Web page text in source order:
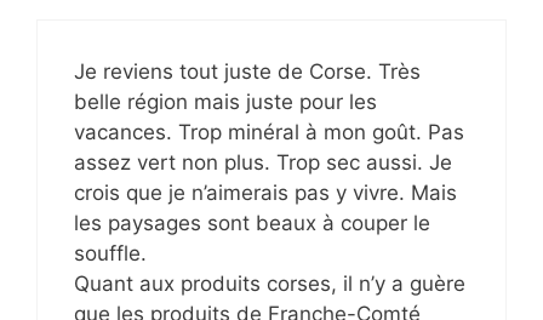
Je reviens tout juste de Corse. Très
belle région mais juste pour les
vacances. Trop minéral à mon goût. Pas
assez vert non plus. Trop sec aussi. Je
crois que je n’aimerais pas y vivre. Mais
les paysages sont beaux à couper le
souffle.
Quant aux produits corses, il n’y a guère
que les produits de Franche-Comté